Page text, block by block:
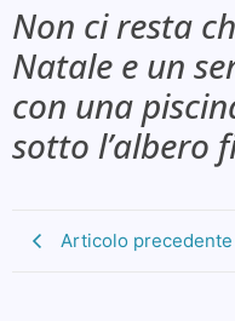
Non ci resta
Natale e un
con una
sotto l’albero
Articolo precedente